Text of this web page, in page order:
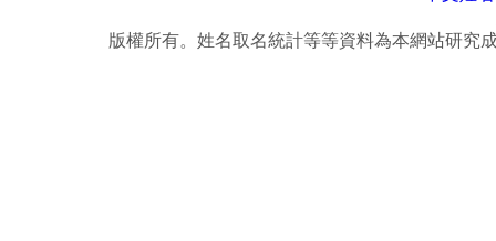
版權所有。姓名取名統計等等資料為本網站研究